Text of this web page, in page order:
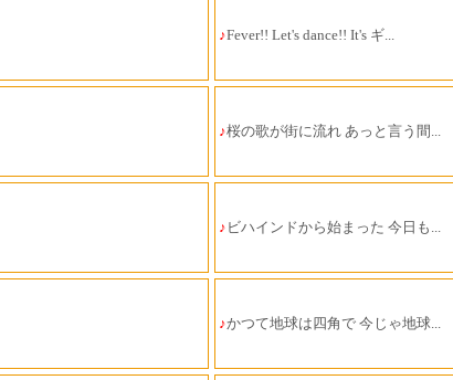
♪Fever!! Let's dance!! It's ギ...
♪桜の歌が街に流れ あっと言う間...
♪ ビハインドから始まった 今日も...
♪かつて地球は四角で 今じゃ地球...